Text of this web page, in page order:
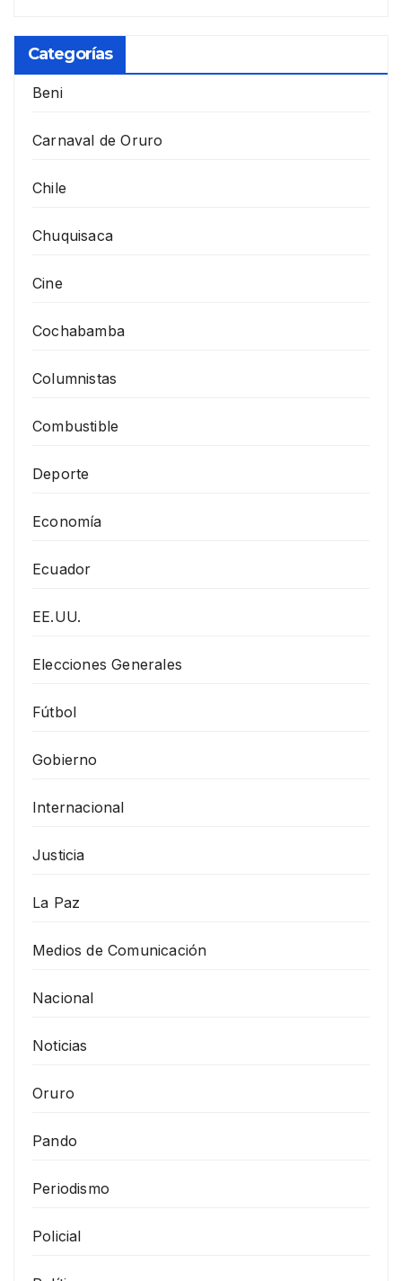
Categorías
Beni
Carnaval de Oruro
Chile
Chuquisaca
Cine
Cochabamba
Columnistas
Combustible
Deporte
Economía
Ecuador
EE.UU.
Elecciones Generales
Fútbol
Gobierno
Internacional
Justicia
La Paz
Medios de Comunicación
Nacional
Noticias
Oruro
Pando
Periodismo
Policial